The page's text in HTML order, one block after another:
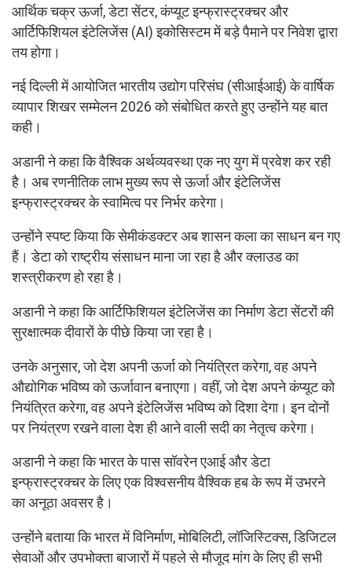
आर्थिक चक्र ऊर्जा, डेटा सेंटर, कंप्यूट इन्फ्रास्ट्रक्चर और
आर्टिफिशियल इंटेलिजेंस (AI) इकोसिस्टम में बड़े पैमाने पर निवेश द्वारा
तय होगा।
नई दिल्ली में आयोजित भारतीय उद्योग परिसंघ (सीआईआई) के वार्षिक
व्यापार शिखर सम्मेलन 2026 को संबोधित करते हुए उन्होंने यह बात
कही।
अडानी ने कहा कि वैश्विक अर्थव्यवस्था एक नए युग में प्रवेश कर रही
है। अब रणनीतिक लाभ मुख्य रूप से ऊर्जा और इंटेलिजेंस
इन्फ्रास्ट्रक्चर के स्वामित्व पर निर्भर करेगा।
उन्होंने स्पष्ट किया कि सेमीकंडक्टर अब शासन कला का साधन बन गए
हैं। डेटा को राष्ट्रीय संसाधन माना जा रहा है और क्लाउड का
शस्त्रीकरण हो रहा है।
अडानी ने कहा कि आर्टिफिशियल इंटेलिजेंस का निर्माण डेटा सेंटरों की
सुरक्षात्मक दीवारों के पीछे किया जा रहा है।
उनके अनुसार, जो देश अपनी ऊर्जा को नियंत्रित करेगा, वह अपने
औद्योगिक भविष्य को ऊर्जावान बनाएगा। वहीं, जो देश अपने कंप्यूट को
नियंत्रित करेगा, वह अपने इंटेलिजेंस भविष्य को दिशा देगा। इन दोनों
पर नियंत्रण रखने वाला देश ही आने वाली सदी का नेतृत्व करेगा।
अडानी ने कहा कि भारत के पास सॉवरेन एआई और डेटा
इन्फ्रास्ट्रक्चर के लिए एक विश्वसनीय वैश्विक हब के रूप में उभरने
का अनूठा अवसर है।
उन्होंने बताया कि भारत में विनिर्माण, मोबिलिटी, लॉजिस्टिक्स, डिजिटल
सेवाओं और उपभोक्ता बाजारों में पहले से मौजूद मांग के लिए ही सभी